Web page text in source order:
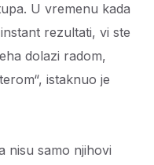
U vremenu kada
rezultati, vi ste
dolazi radom,
istaknuo je
nisu samo njihovi